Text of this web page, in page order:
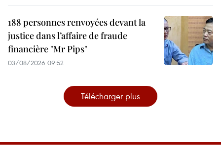
188 personnes renvoyées devant la
justice dans l’affaire de fraude
financière "Mr Pips"
03/08/2026 09:52
Télécharger plus